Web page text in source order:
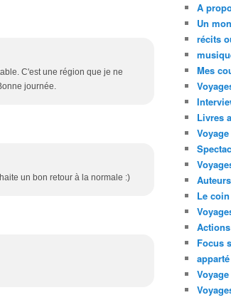
C'est une région que je ne
journée.
un bon retour à la normale :)
A
Un
récits
Mes
Livres
Le
Focus